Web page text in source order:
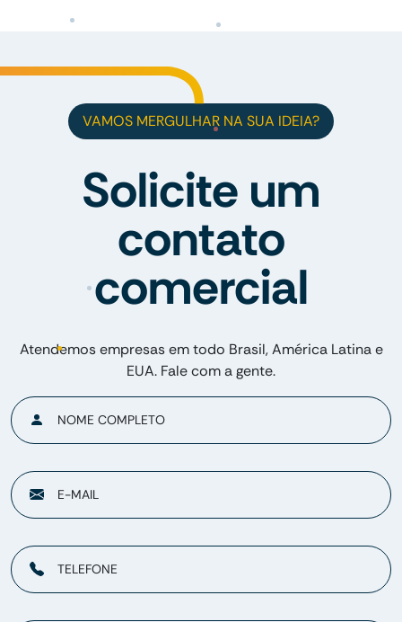
VAMOS MERGULHAR NA SUA IDEIA?
Solicite um
contato
comercial
Atendemos empresas em todo Brasil, América Latina e
EUA. Fale com a gente.
NOME COMPLETO
E-MAIL
TELEFONE